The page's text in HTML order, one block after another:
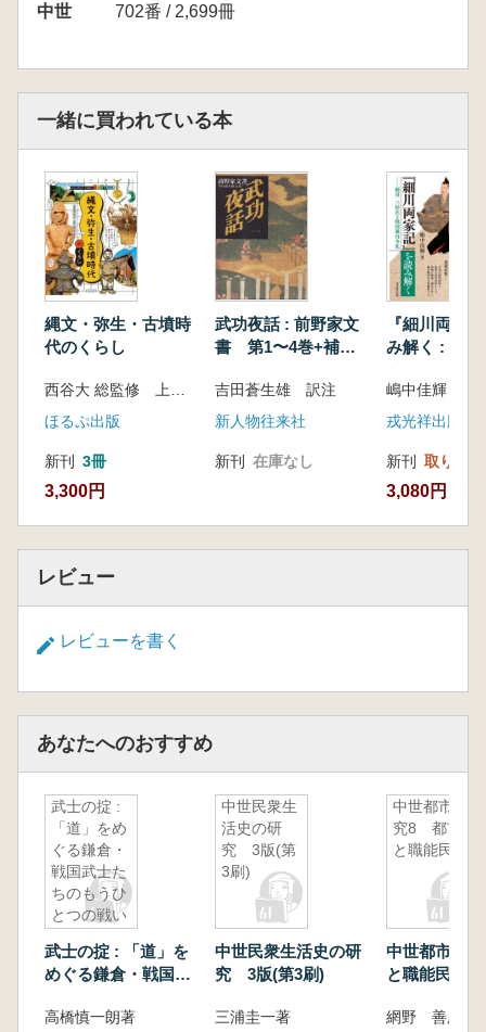
領主
領主支配
第四部 贈与経済と富の再分配
第一章 中世地域社会における寄進と諸階
層
第二章 蔵と有徳人 ―歴史と民俗のあわ
いにて―
第三章 中世日本の贈与社会論 ―成果と
補 論 福銭貸しとポランニー
中世
702番 / 2,699冊
一緒に買われている本
縄文・弥生・古墳時
代のくらし
西谷大 総監修 上野祥史 監修
ほるぷ出版
新刊 3冊
3,300円
武功夜話 : 前野家文
書 第1〜4巻+補
吉田蒼生雄 訳注
新人物往来社
新刊 在庫なし
『細川両家
み解く : 細川
嶋中佳輝 著
戎光祥出版
新刊 取り寄せ
3,080円
レビュー
レビューを書く
あなたへのおすすめ
武士の掟 :
「道」をめ
ぐる鎌倉・
戦国武士た
ちのもうひ
とつの戦い
武士の掟 : 「道」を
めぐる鎌倉・戦国武
の戦い
高橋慎一朗著
中世民衆生
活史の研
究 3版(第
3刷)
中世民衆生活史の研
究 3版(第3刷)
三浦圭一著
中世都市研
究8 都市
と職能民
中世都市研
と職能民